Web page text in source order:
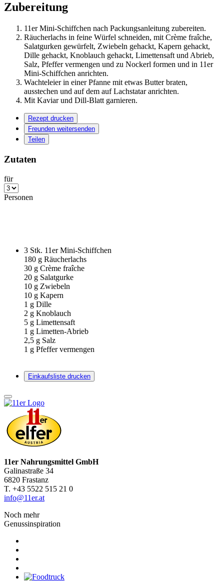
Zubereitung
11er Mini-Schiffchen nach Packungsanleitung zubereiten.
Räucherlachs in feine Würfel schneiden, mit Crème fraîche,
Salatgurken gewürfelt, Zwiebeln gehackt, Kapern gehackt,
Dille gehackt, Knoblauch gehackt, Limettensaft und Abrieb,
Salz, Pfeffer vermengen und zu Nockerl formen und in 11er
Mini-Schiffchen anrichten.
Wachteleier in einer Pfanne mit etwas Butter braten,
ausstechen und auf dem auf Lachstatar anrichten.
Mit Kaviar und Dill-Blatt garnieren.
Rezept drucken
Freunden weitersenden
Teilen
Zutaten
für
Personen
3 Stk. 11er Mini-Schiffchen
180 g Räucherlachs
30 g Crème fraîche
20 g Salatgurke
10 g Zwiebeln
10 g Kapern
1 g Dille
2 g Knoblauch
5 g Limettensaft
1 g Limetten-Abrieb
2,5 g Salz
1 g Pfeffer vermengen
Einkaufsliste drucken
11er Nahrungsmittel GmbH
Galinastraße 34
6820 Frastanz
T. +43 5522 515 21 0
info@11er.at
Noch mehr
Genussinspiration